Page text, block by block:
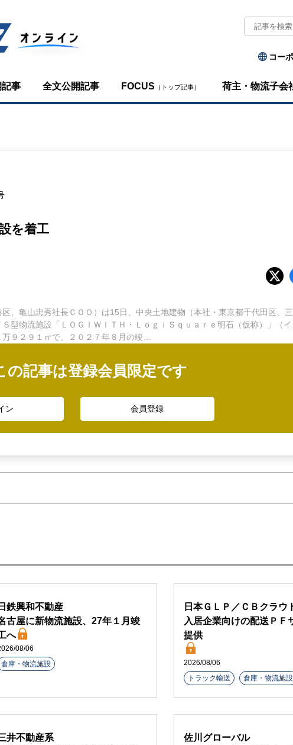
コー
事 全文公開記事 FOCUS （トップ記事） 荷主・物流子会
を着工
、亀山忠秀社長ＣＯＯ）は15日、中央土地建物（本社・東京都千代田区、
型物流施設「ＬＯＧＩＷＩＴＨ・ＬｏｇｉＳｑｕａｒｅ明石（仮称）」（イ
９２９１㎡で、２０２７年８月の竣…
の記事は登録会員限定です
ン 会員登録
鉄興和不動産
古屋に新物流施設、27年１月竣
へ
08/06
倉庫・物流施設
日本ＧＬＰ／ＣＢクラウ
入居企業向けの配送ＰＦ
提供
2026/08/06
トラック輸送
倉庫・物流施設
井不動産系
佐川グローバル